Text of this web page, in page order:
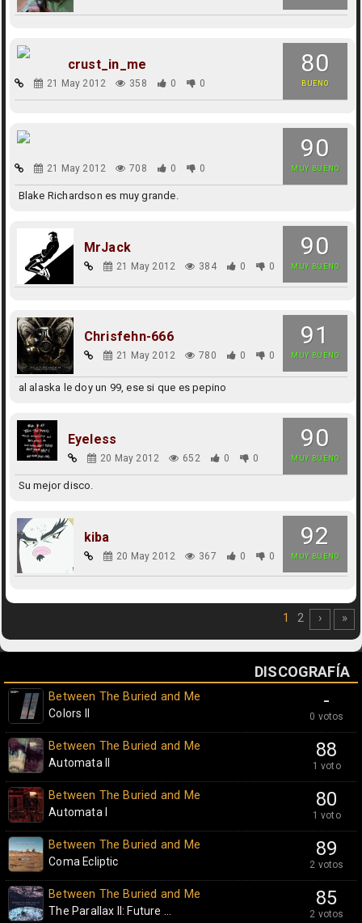
80
BUENO
crust_in_me
21 May 2012 358 0 0
90
MUY BUENO
21 May 2012 708 0 0
Blake Richardson es muy grande.
90
MUY BUENO
MrJack
21 May 2012 384 0 0
91
MUY BUENO
Chrisfehn-666
21 May 2012 780 0 0
al alaska le doy un 99, ese si que es pepino
90
MUY BUENO
Eyeless
20 May 2012 652 0 0
Su mejor disco.
92
MUY BUENO
kiba
20 May 2012 367 0 0
1 2 › »
DISCOGRAFÍA
-
0 votos
Between The Buried and Me
Colors II
88
1 voto
Between The Buried and Me
Automata II
80
1 voto
Between The Buried and Me
Automata I
89
2 votos
Between The Buried and Me
Coma Ecliptic
85
2 votos
Between The Buried and Me
The Parallax II: Future ...